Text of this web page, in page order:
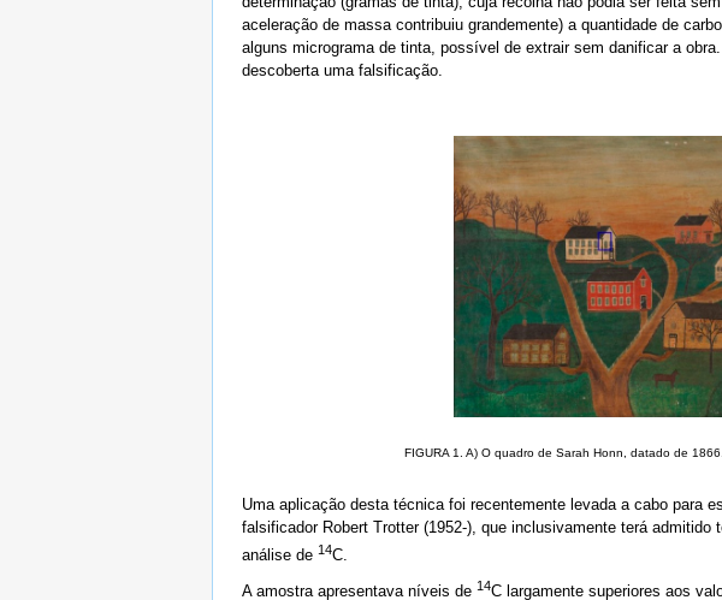
aceleração de massa contribuiu grandemente) a quantidade de
alguns micrograma de tinta, possível de extrair sem danificar a
descoberta uma falsificação.
FIGURA 1. A) O quadro de Sarah Honn, datado de
Uma aplicação desta técnica foi recentemente levada a cabo para
falsificador Robert Trotter (1952-), que inclusivamente terá
análise de 14C.
A amostra apresentava níveis de 14C largamente superiores aos